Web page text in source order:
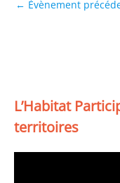
← Évènement
L’Habitat
territoires